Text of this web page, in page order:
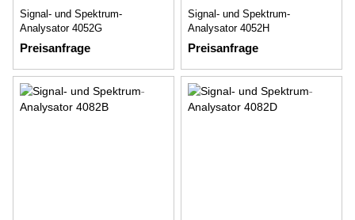
Signal- und Spektrum-
Analysator 4052G
Preisanfrage
Signal- und Spektrum-
Analysator 4052H
Preisanfrage